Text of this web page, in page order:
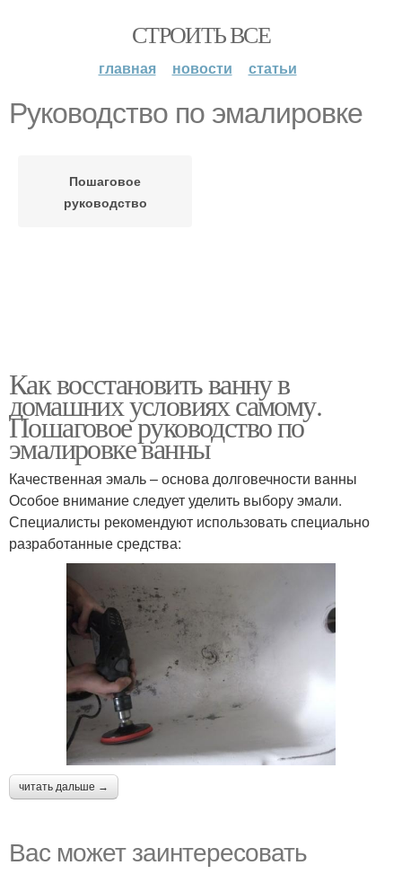
СТРОИТЬ ВСЕ
главная новости статьи
Руководство по эмалировке
Пошаговое
руководство
Как восстановить ванну в
домашних условиях самому.
Пошаговое руководство по
эмалировке ванны
Качественная эмаль – основа долговечности ванны
Особое внимание следует уделить выбору эмали.
Специалисты рекомендуют использовать специально
разработанные средства:
читать дальше →
Вас может заинтересовать